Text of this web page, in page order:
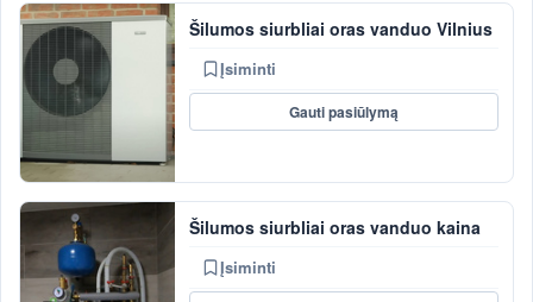
Šilumos siurbliai oras vanduo Vilnius
Įsiminti
Gauti pasiūlymą
Šilumos siurbliai oras vanduo kaina
Įsiminti